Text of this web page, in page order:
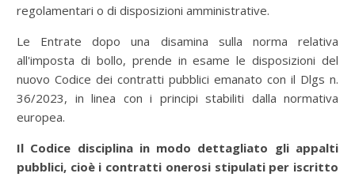
regolamentari o di disposizioni amministrative.
Le Entrate dopo una disamina sulla norma relativa
all'imposta di bollo, prende in esame le disposizioni del
nuovo Codice dei contratti pubblici emanato con il Dlgs n.
36/2023, in linea con i principi stabiliti dalla normativa
europea.
Il Codice disciplina in modo dettagliato gli appalti
pubblici, cioè i contratti onerosi stipulati per iscritto